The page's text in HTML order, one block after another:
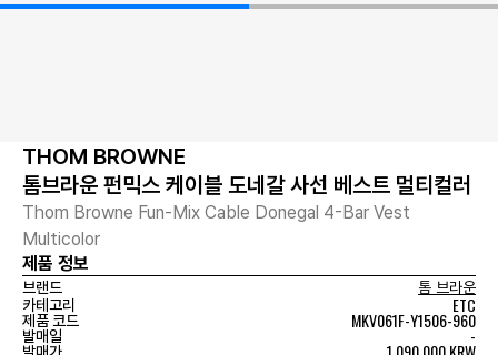
THOM BROWNE
톰브라운 펀믹스 케이블 도네갈 사선 베스트 멀티컬러
Thom Browne Fun-Mix Cable Donegal 4-Bar Vest
Multicolor
제품 정보
브랜드
톰 브라운
카테고리
ETC
제품 코드 MKV061F-Y1506-960
발매일 -